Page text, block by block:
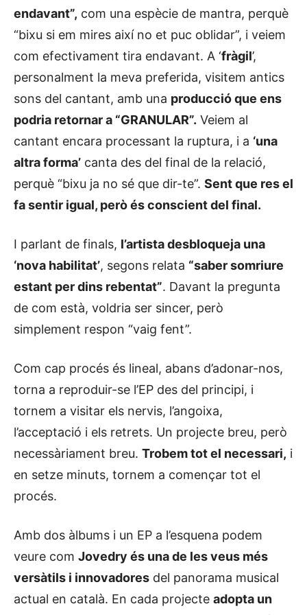
endavant”, com una espècie de mantra, perquè
“bixu si em mires així no et puc oblidar”, i veiem
com efectivament tira endavant. A ‘fràgil’,
personalment la meva preferida, visitem antics
sons del cantant, amb una producció que ens
podria retornar a “GRANULAR”. Veiem al
cantant encara processant la ruptura, i a ‘una
altra forma’ canta des del final de la relació,
perquè “bixu ja no sé que dir-te”. Sent que res el
fa sentir igual, però és conscient del final.
I parlant de finals, l’artista desbloqueja una
‘nova habilitat’, segons relata “saber somriure
estant per dins rebentat”. Davant la pregunta
de com està, voldria ser sincer, però
simplement respon “vaig fent”.
Com cap procés és lineal, abans d’adonar-nos,
torna a reproduir-se l’EP des del principi, i
tornem a visitar els nervis, l’angoixa,
l’acceptació i els retrets. Un projecte breu, però
necessàriament breu. Trobem tot el necessari, i
en setze minuts, tornem a començar tot el
procés.
Amb dos àlbums i un EP a l’esquena podem
veure com Jovedry és una de les veus més
versàtils i innovadores del panorama musical
actual en català. En cada projecte adopta un